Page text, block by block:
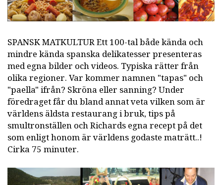
SPANSK MATKULTUR Ett 100-tal både kända och
mindre kända spanska delikatesser presenteras
med egna bilder och videos. Typiska rätter från
olika regioner. Var kommer namnen "tapas" och
"paella" ifrån? Skröna eller sanning? Under
föredraget får du bland annat veta vilken som är
världens äldsta restaurang i bruk, tips på
smultronställen och Richards egna recept på det
som enligt honom är världens godaste maträtt..!
Cirka 75 minuter.